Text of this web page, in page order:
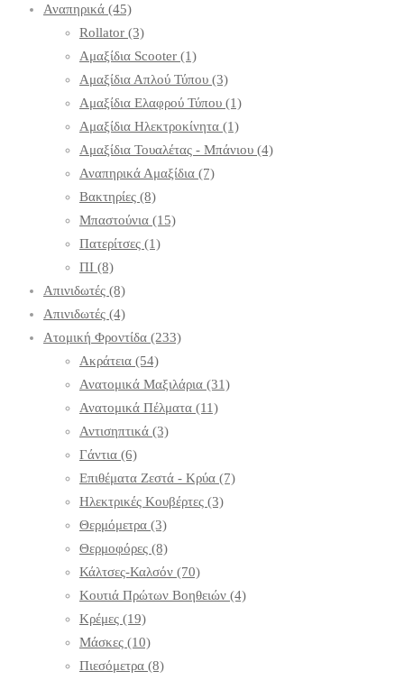
Αναπηρικά (45)
Rollator (3)
Αμαξίδια Scooter (1)
Αμαξίδια Απλού Τύπου (3)
Αμαξίδια Ελαφρού Τύπου (1)
Αμαξίδια Ηλεκτροκίνητα (1)
Αμαξίδια Τουαλέτας - Μπάνιου (4)
Αναπηρικά Αμαξίδια (7)
Βακτηρίες (8)
Μπαστούνια (15)
Πατερίτσες (1)
ΠΙ (8)
Απινιδωτές (8)
Απινιδωτές (4)
Ατομική Φροντίδα (233)
Ακράτεια (54)
Ανατομικά Μαξιλάρια (31)
Ανατομικά Πέλματα (11)
Αντισηπτικά (3)
Γάντια (6)
Επιθέματα Ζεστά - Κρύα (7)
Ηλεκτρικές Κουβέρτες (3)
Θερμόμετρα (3)
Θερμοφόρες (8)
Κάλτσες-Καλσόν (70)
Κουτιά Πρώτων Βοηθειών (4)
Κρέμες (19)
Μάσκες (10)
Πιεσόμετρα (8)